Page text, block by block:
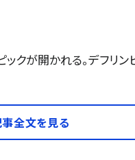
クが開かれる。デフリ
全文を見る